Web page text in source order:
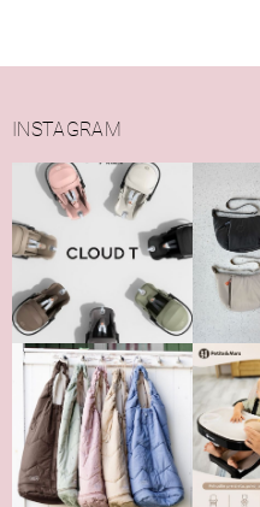
Vložením hodnotenie
osobných údajov
INSTAGRAM